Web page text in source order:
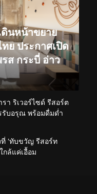
ดินหน้าขยาย
ย ประกาศเปิด
ส กระบี่ อ่าว
า ริเวอร์ไซด์ รีสอร์ต
รับอรุณ พร้อมดื่มด่ำ
ที่ ‘ทับขวัญ รีสอร์ท
กล้แค่เอื้อม